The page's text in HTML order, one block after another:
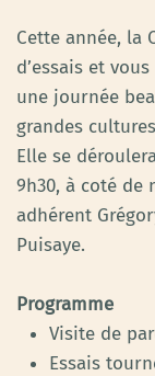
Cette année, la
d’essais et vous
une journée
grandes
Elle se
9h30, à coté de
adhérent
Puisaye.
Programme
Visite de
Essais